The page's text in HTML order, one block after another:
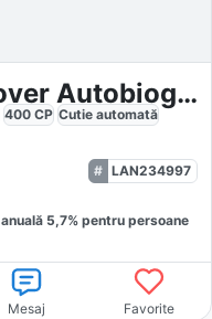
Land Rover Range Rover Autobiography
400 CP Cutie automată
LAN234997
anuală 5,7% pentru persoane
Mesaj Favorite